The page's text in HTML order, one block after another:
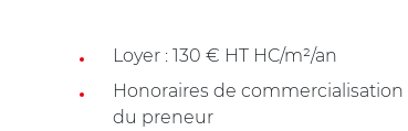
Loyer : 130 € HT HC/m²/an
Honoraires de commercialisation
du preneur